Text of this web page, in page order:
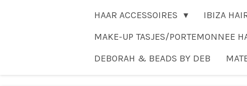
HAAR ACCESSOIRES
IBIZA
MAKE-UP TASJES/PORTEMONNEE
DEBORAH & BEADS BY DEB